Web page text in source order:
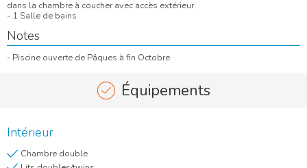
dans la chambre à coucher avec accès extérieur.
- 1 Salle de bains
Notes
- Piscine ouverte de Pâques à fin Octobre
Équipements
Intérieur
Chambre double